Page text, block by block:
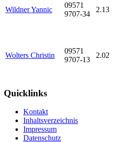
Wildner Yannic
09571
9707-34
2.13
Wolters Christin
09571
9707-13
2.02
Quicklinks
Kontakt
Inhaltsverzeichnis
Impressum
Datenschutz